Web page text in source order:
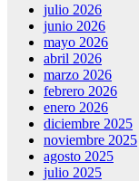
julio 2026
junio 2026
mayo 2026
abril 2026
marzo 2026
febrero 2026
enero 2026
diciembre 2025
noviembre 2025
agosto 2025
julio 2025